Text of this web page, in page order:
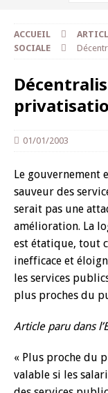
ACCUEIL
SOCIALE
01/01/2003
Le gouvernement
sauveur des
serait pas une
amélioration. La
est étatique, tout
inefficace et
les services
plus proches du
Article paru dans
« Plus proche du
valable si les